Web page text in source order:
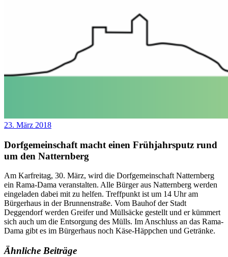
23. März 2018
Dorfgemeinschaft macht einen Frühjahrsputz rund
um den Natternberg
Am Karfreitag, 30. März, wird die Dorfgemeinschaft Natternberg
ein Rama-Dama veranstalten. Alle Bürger aus Natternberg werden
eingeladen dabei mit zu helfen. Treffpunkt ist um 14 Uhr am
Bürgerhaus in der Brunnenstraße. Vom Bauhof der Stadt
Deggendorf werden Greifer und Müllsäcke gestellt und er kümmert
sich auch um die Entsorgung des Mülls. Im Anschluss an das Rama-
Dama gibt es im Bürgerhaus noch Käse-Häppchen und Getränke.
Ähnliche Beiträge